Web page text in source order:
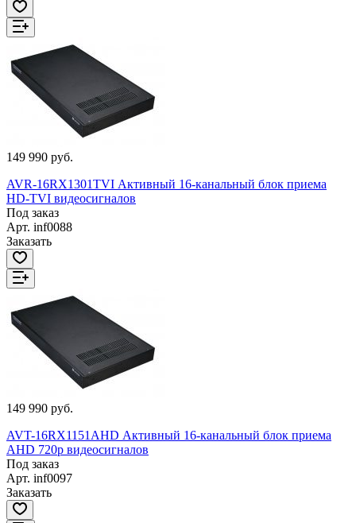
149 990 руб.
AVR-16RX1301TVI Активный 16-канальный блок приема
HD-TVI видеосигналов
Под заказ
Арт. inf0088
Заказать
149 990 руб.
AVT-16RX1151AHD Активный 16-канальный блок приема
AHD 720р видеосигналов
Под заказ
Арт. inf0097
Заказать